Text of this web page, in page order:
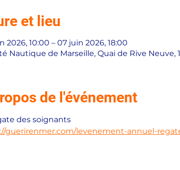
et lieu
2026, 10:00 – 07 juin 2026, 18:00
Nautique de Marseille, Quai de Rive Neuve,
de l'événement
des soignants
guerirenmer.com/levenement-annuel-